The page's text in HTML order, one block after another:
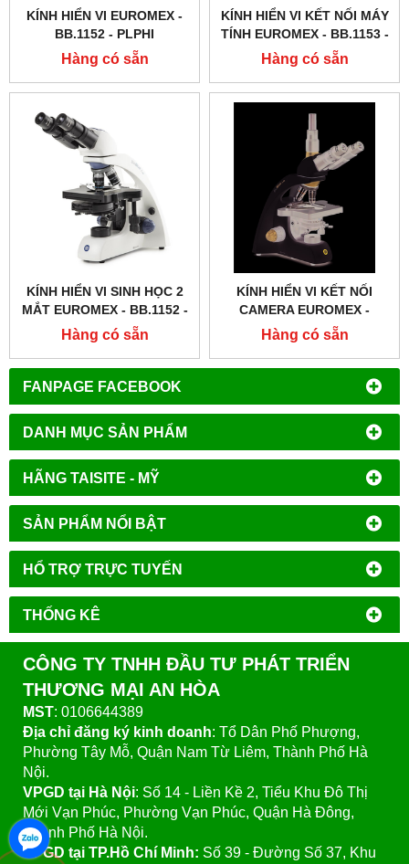
FANPAGE FACEBOOK
DANH MỤC SẢN PHẨM
HÃNG TAISITE - MỸ
SẢN PHẨM NỔI BẬT
HỔ TRỢ TRỰC TUYẾN
THỐNG KÊ
KÍNH HIỂN VI EUROMEX -
BB.1152 ‑ PLPHI
Hàng có sẵn
KÍNH HIỂN VI KẾT NỐI MÁY
TÍNH EUROMEX - BB.1153 ‑
PLPH
Hàng có sẵn
KÍNH HIỂN VI SINH HỌC 2
MẮT EUROMEX - BB.1152 ‑
PLPH
Hàng có sẵn
KÍNH HIỂN VI KẾT NỐI
CAMERA EUROMEX -
BB.1153 ‑ PLI
Hàng có sẵn
CÔNG TY TNHH ĐẦU TƯ PHÁT TRIỂN
THƯƠNG MẠI AN HÒA
MST: 0106644389
Địa chỉ đăng ký kinh doanh: Tổ Dân Phố Phượng,
Phường Tây Mỗ, Quận Nam Từ Liêm, Thành Phố Hà
Nội.
VPGD tại Hà Nội: Số 14 - Liền Kề 2, Tiểu Khu Đô Thị
Mới Vạn Phúc, Phường Vạn Phúc, Quận Hà Đông,
Thành Phố Hà Nội.
VPGD tại TP.Hồ Chí Minh: Số 39 - Đường Số 37, Khu